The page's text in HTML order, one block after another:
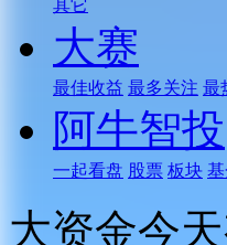
其它
大赛
最佳收益 最多关注 最
阿牛智投
一起看盘 股票 板块
大资金今